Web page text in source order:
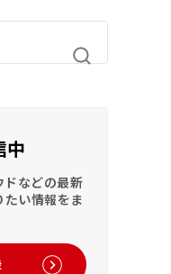
中
ドなどの最新
たい情報をま